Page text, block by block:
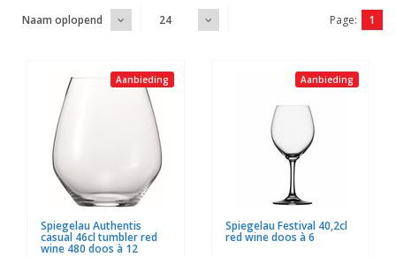
Naam oplopend 24 Page: 1
Aanbieding
Spiegelau Authentis
casual 46cl tumbler red
wine 480 doos à 12
Aanbieding
Spiegelau Festival 40,2cl
red wine doos à 6